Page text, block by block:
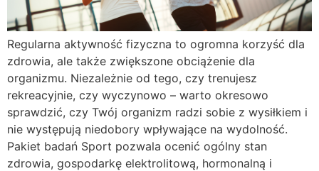
Regularna aktywność fizyczna to ogromna korzyść dla
zdrowia, ale także zwiększone obciążenie dla
organizmu. Niezależnie od tego, czy trenujesz
rekreacyjnie, czy wyczynowo – warto okresowo
sprawdzić, czy Twój organizm radzi sobie z wysiłkiem i
nie występują niedobory wpływające na wydolność.
Pakiet badań Sport pozwala ocenić ogólny stan
zdrowia, gospodarkę elektrolitową, hormonalną i